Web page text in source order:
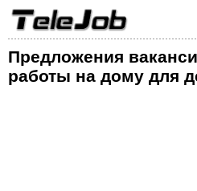
Предложения
работы на дому для